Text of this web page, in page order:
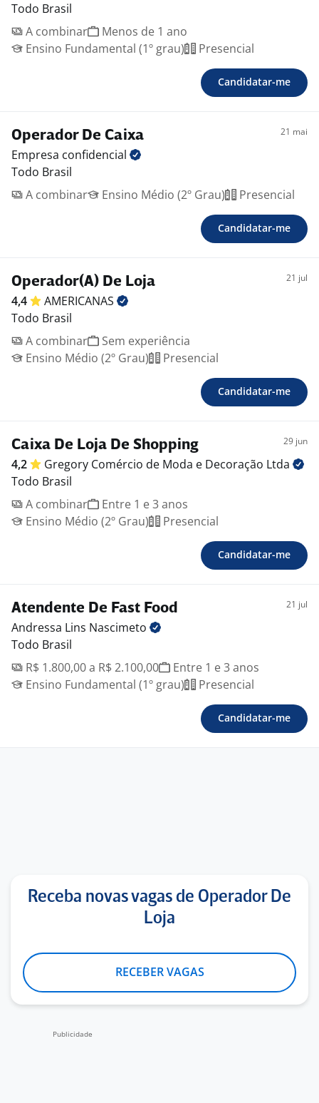
Todo Brasil
A combinar
Menos de 1 ano
Ensino Fundamental (1º grau)
Presencial
Candidatar-me
Operador De Caixa 21 mai
Empresa confidencial
Todo Brasil
A combinar
Ensino Médio (2º Grau) Presencial
Candidatar-me
Operador(A) De Loja 21 jul
4,4
AMERICANAS
Todo Brasil
A combinar
Sem experiência
Ensino Médio (2º Grau)
Presencial
Candidatar-me
Caixa De Loja De Shopping 29 jun
4,2 Gregory Comércio de Moda e Decoração Ltda
Todo Brasil
A combinar
Entre 1 e 3 anos
Ensino Médio (2º Grau)
Presencial
Candidatar-me
Atendente De Fast Food 21 jul
Andressa Lins Nascimeto
Todo Brasil
R$ 1.800,00 a R$ 2.100,00
Entre 1 e 3 anos
Ensino Fundamental (1º grau)
Presencial
Candidatar-me
Receba novas vagas de Operador De
Loja
RECEBER VAGAS